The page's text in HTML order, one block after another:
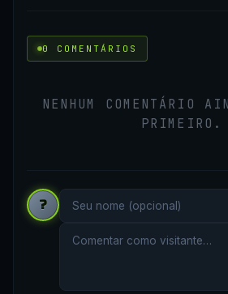
0 COMENTÁRIOS
NENHUM COMENTÁRIO
PRIMEIRO.
?